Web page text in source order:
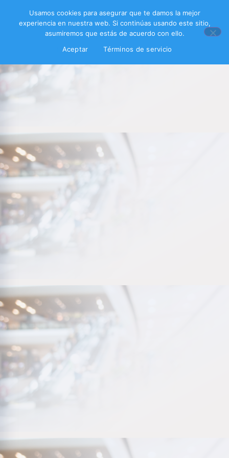
Usamos cookies para asegurar que te damos la mejor
experiencia en nuestra web. Si continúas usando este sitio,
asumiremos que estás de acuerdo con ello.
Aceptar
Términos de servicio